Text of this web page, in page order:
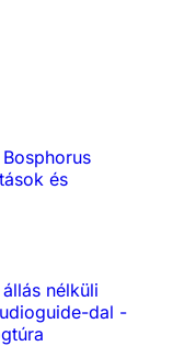
és
nélküli
dal -